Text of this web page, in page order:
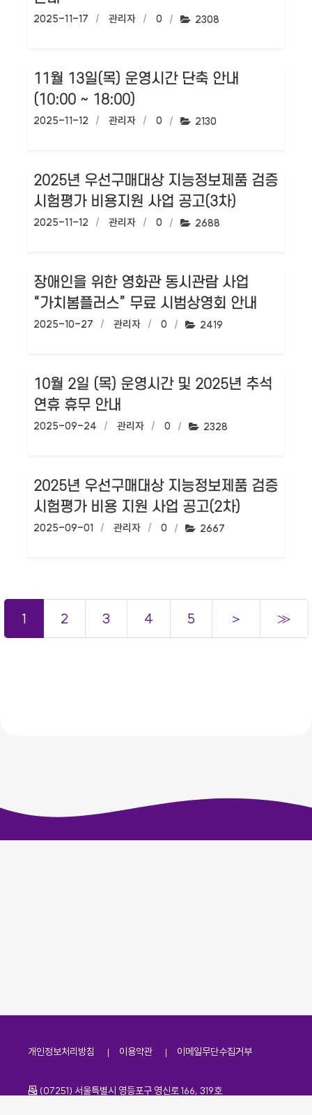
작성일:
2025-11-17 작성자:
관리자 댓글수:
0 조회수:
2308
11월 13일(목) 운영시간 단축 안내
(10:00 ~ 18:00)
작성일:
2025-11-12 작성자:
관리자 댓글수:
0 조회수:
2130
2025년 우선구매대상 지능정보제품 검증
시험평가 비용지원 사업 공고(3차)
작성일:
2025-11-12 작성자:
관리자 댓글수:
0 조회수:
2688
장애인을 위한 영화관 동시관람 사업
“가치봄플러스” 무료 시범상영회 안내
작성일:
2025-10-27 작성자:
관리자 댓글수:
0 조회수:
2419
10월 2일 (목) 운영시간 및 2025년 추석
연휴 휴무 안내
작성일:
2025-09-24 작성자:
관리자 댓글수:
0 조회수:
2328
2025년 우선구매대상 지능정보제품 검증
시험평가 비용 지원 사업 공고(2차)
작성일:
2025-09-01 작성자:
관리자 댓글수:
0 조회수:
2667
1 2 3 4 5 ＞ ≫
개인정보처리방침 이용약관 이메일무단수집거부
주소
(07251) 서울특별시 영등포구 영신로 166, 319호